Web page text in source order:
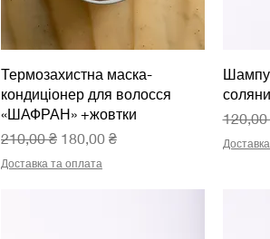
Швидкий перегляд
Термозахистна маска-
кондиціонер для волосся
«ШАФРАН» +жовтки
Звичайна ціна
210,00 ₴ За розпродажем
180,00 ₴
Доставка та оплата
120,00